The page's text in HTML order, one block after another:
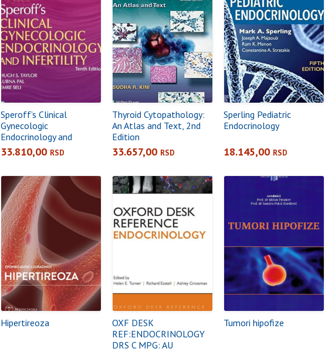
Speroff’s Clinical
Gynecologic
Endocrinology and
Infertility 10th Edition
33.810,00 RSD
Thyroid Cytopathology:
An Atlas and Text, 2nd
Edition
33.657,00 RSD
Sperling Pediatric
Endocrinology
18.145,00 RSD
Hipertireoza
OXF DESK
REF:ENDOCRINOLOGY
DRS C MPG: AU
Tumori hipofize